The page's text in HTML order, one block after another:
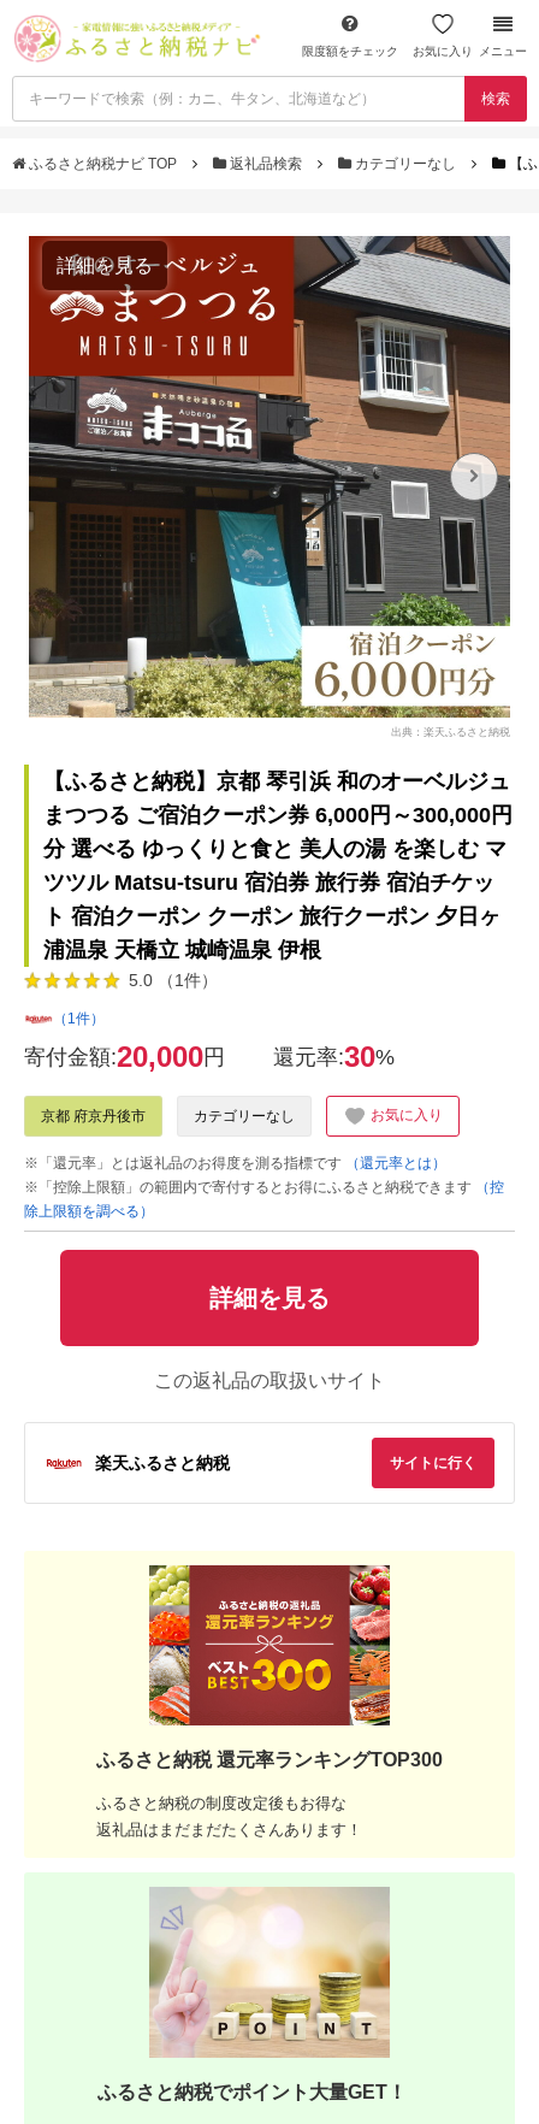
限度額をチェック お気に入り メニュー
検索
ふるさと納税ナビ TOP 返礼品検索 カテゴリーなし 【
詳細を見る
出典：楽天ふるさと納税
【ふるさと納税】京都 琴引浜 和のオーベルジュ
まつつる ご宿泊クーポン券 6,000円～300,000円
分 選べる ゆっくりと食と 美人の湯 を楽しむ マ
ツツル Matsu-tsuru 宿泊券 旅行券 宿泊チケッ
ト 宿泊クーポン クーポン 旅行クーポン 夕日ヶ
浦温泉 天橋立 城崎温泉 伊根
5.0 （1件）
（1件）
寄付金額:20,000円 還元率:30%
京都 府京丹後市 カテゴリーなし お気に入り
※「還元率」とは返礼品のお得度を測る指標です
（還元率とは）
※「控除上限額」の範囲内で寄付するとお得にふるさと納税できます
（控
除上限額を調べる）
詳細を見る
この返礼品の取扱いサイト
楽天ふるさと納税 サイトに行く
ふるさと納税 還元率ランキングTOP300
ふるさと納税の制度改定後もお得な
返礼品はまだまだたくさんあります！
ふるさと納税でポイント大量GET！